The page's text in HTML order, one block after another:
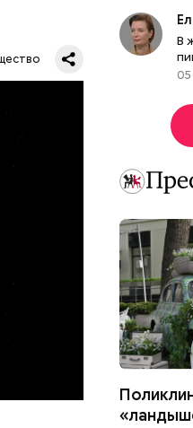
метров.
В